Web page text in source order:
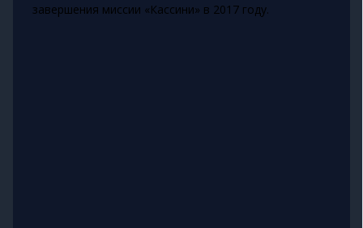
завершения миссии «Кассини» в 2017 году.